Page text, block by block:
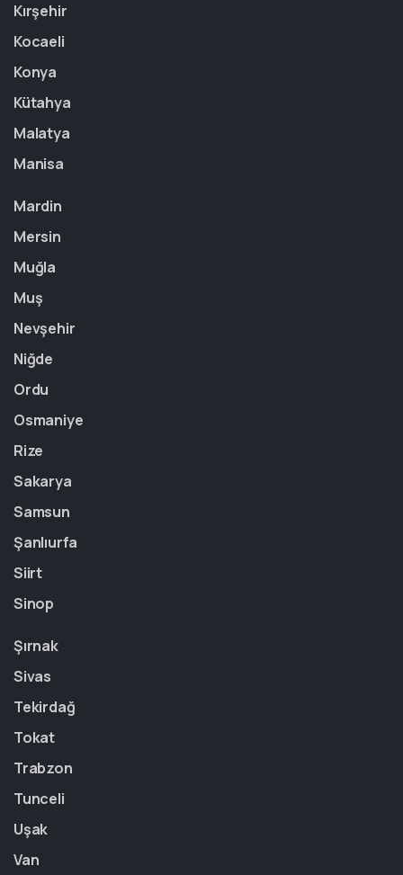
Kırşehir
Kocaeli
Konya
Kütahya
Malatya
Manisa
Mardin
Mersin
Muğla
Muş
Nevşehir
Niğde
Ordu
Osmaniye
Rize
Sakarya
Samsun
Şanlıurfa
Siirt
Sinop
Şırnak
Sivas
Tekirdağ
Tokat
Trabzon
Tunceli
Uşak
Van